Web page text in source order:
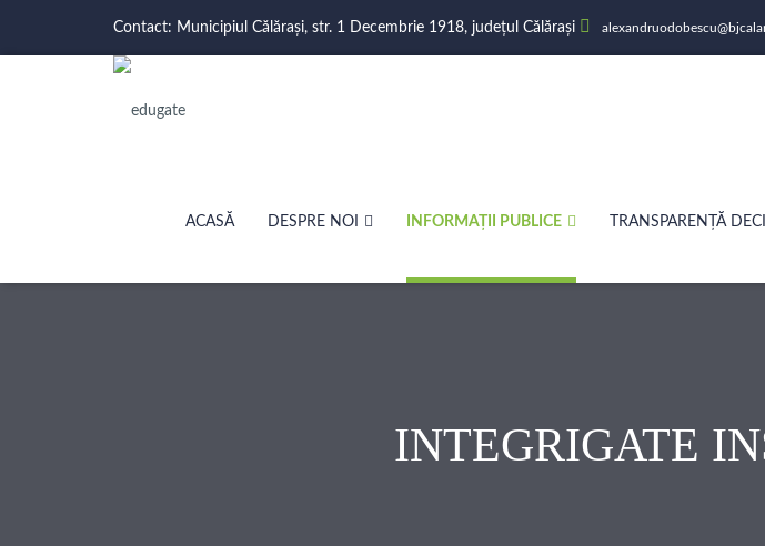
Contact: Municipiul Călărași, str. 1 Decembrie 1918, județul Călărași
ACASĂ DESPRE NOI INFORMAȚII PUBLICE TRANSPARENȚĂ
INTEGRIGATE